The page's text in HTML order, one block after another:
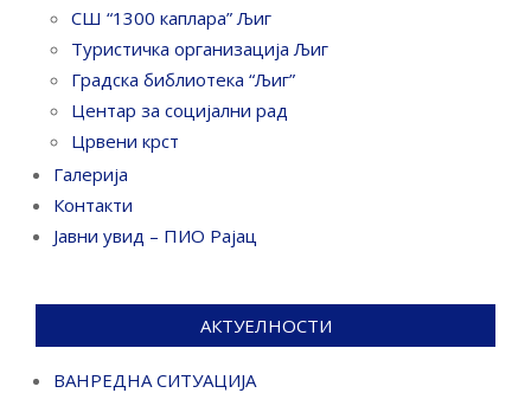
СШ “1300 каплара” Љиг
Туристичка организација Љиг
Градска библиотека “Љиг”
Центар за социјални рад
Црвени крст
Галерија
Контакти
Јавни увид – ПИО Рајац
АКТУЕЛНОСТИ
ВАНРЕДНА СИТУАЦИЈА